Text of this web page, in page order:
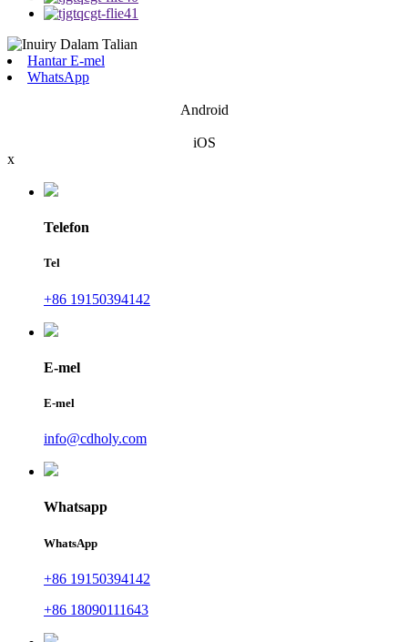
Hantar E-mel
WhatsApp
Android
iOS
x
Telefon
Tel
+86 19150394142
E-mel
E-mel
info@cdholy.com
Whatsapp
WhatsApp
+86 19150394142
+86 18090111643